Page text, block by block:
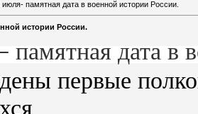
июля- памятная дата в военной истории России.
истории России.
памятная дата в
первые